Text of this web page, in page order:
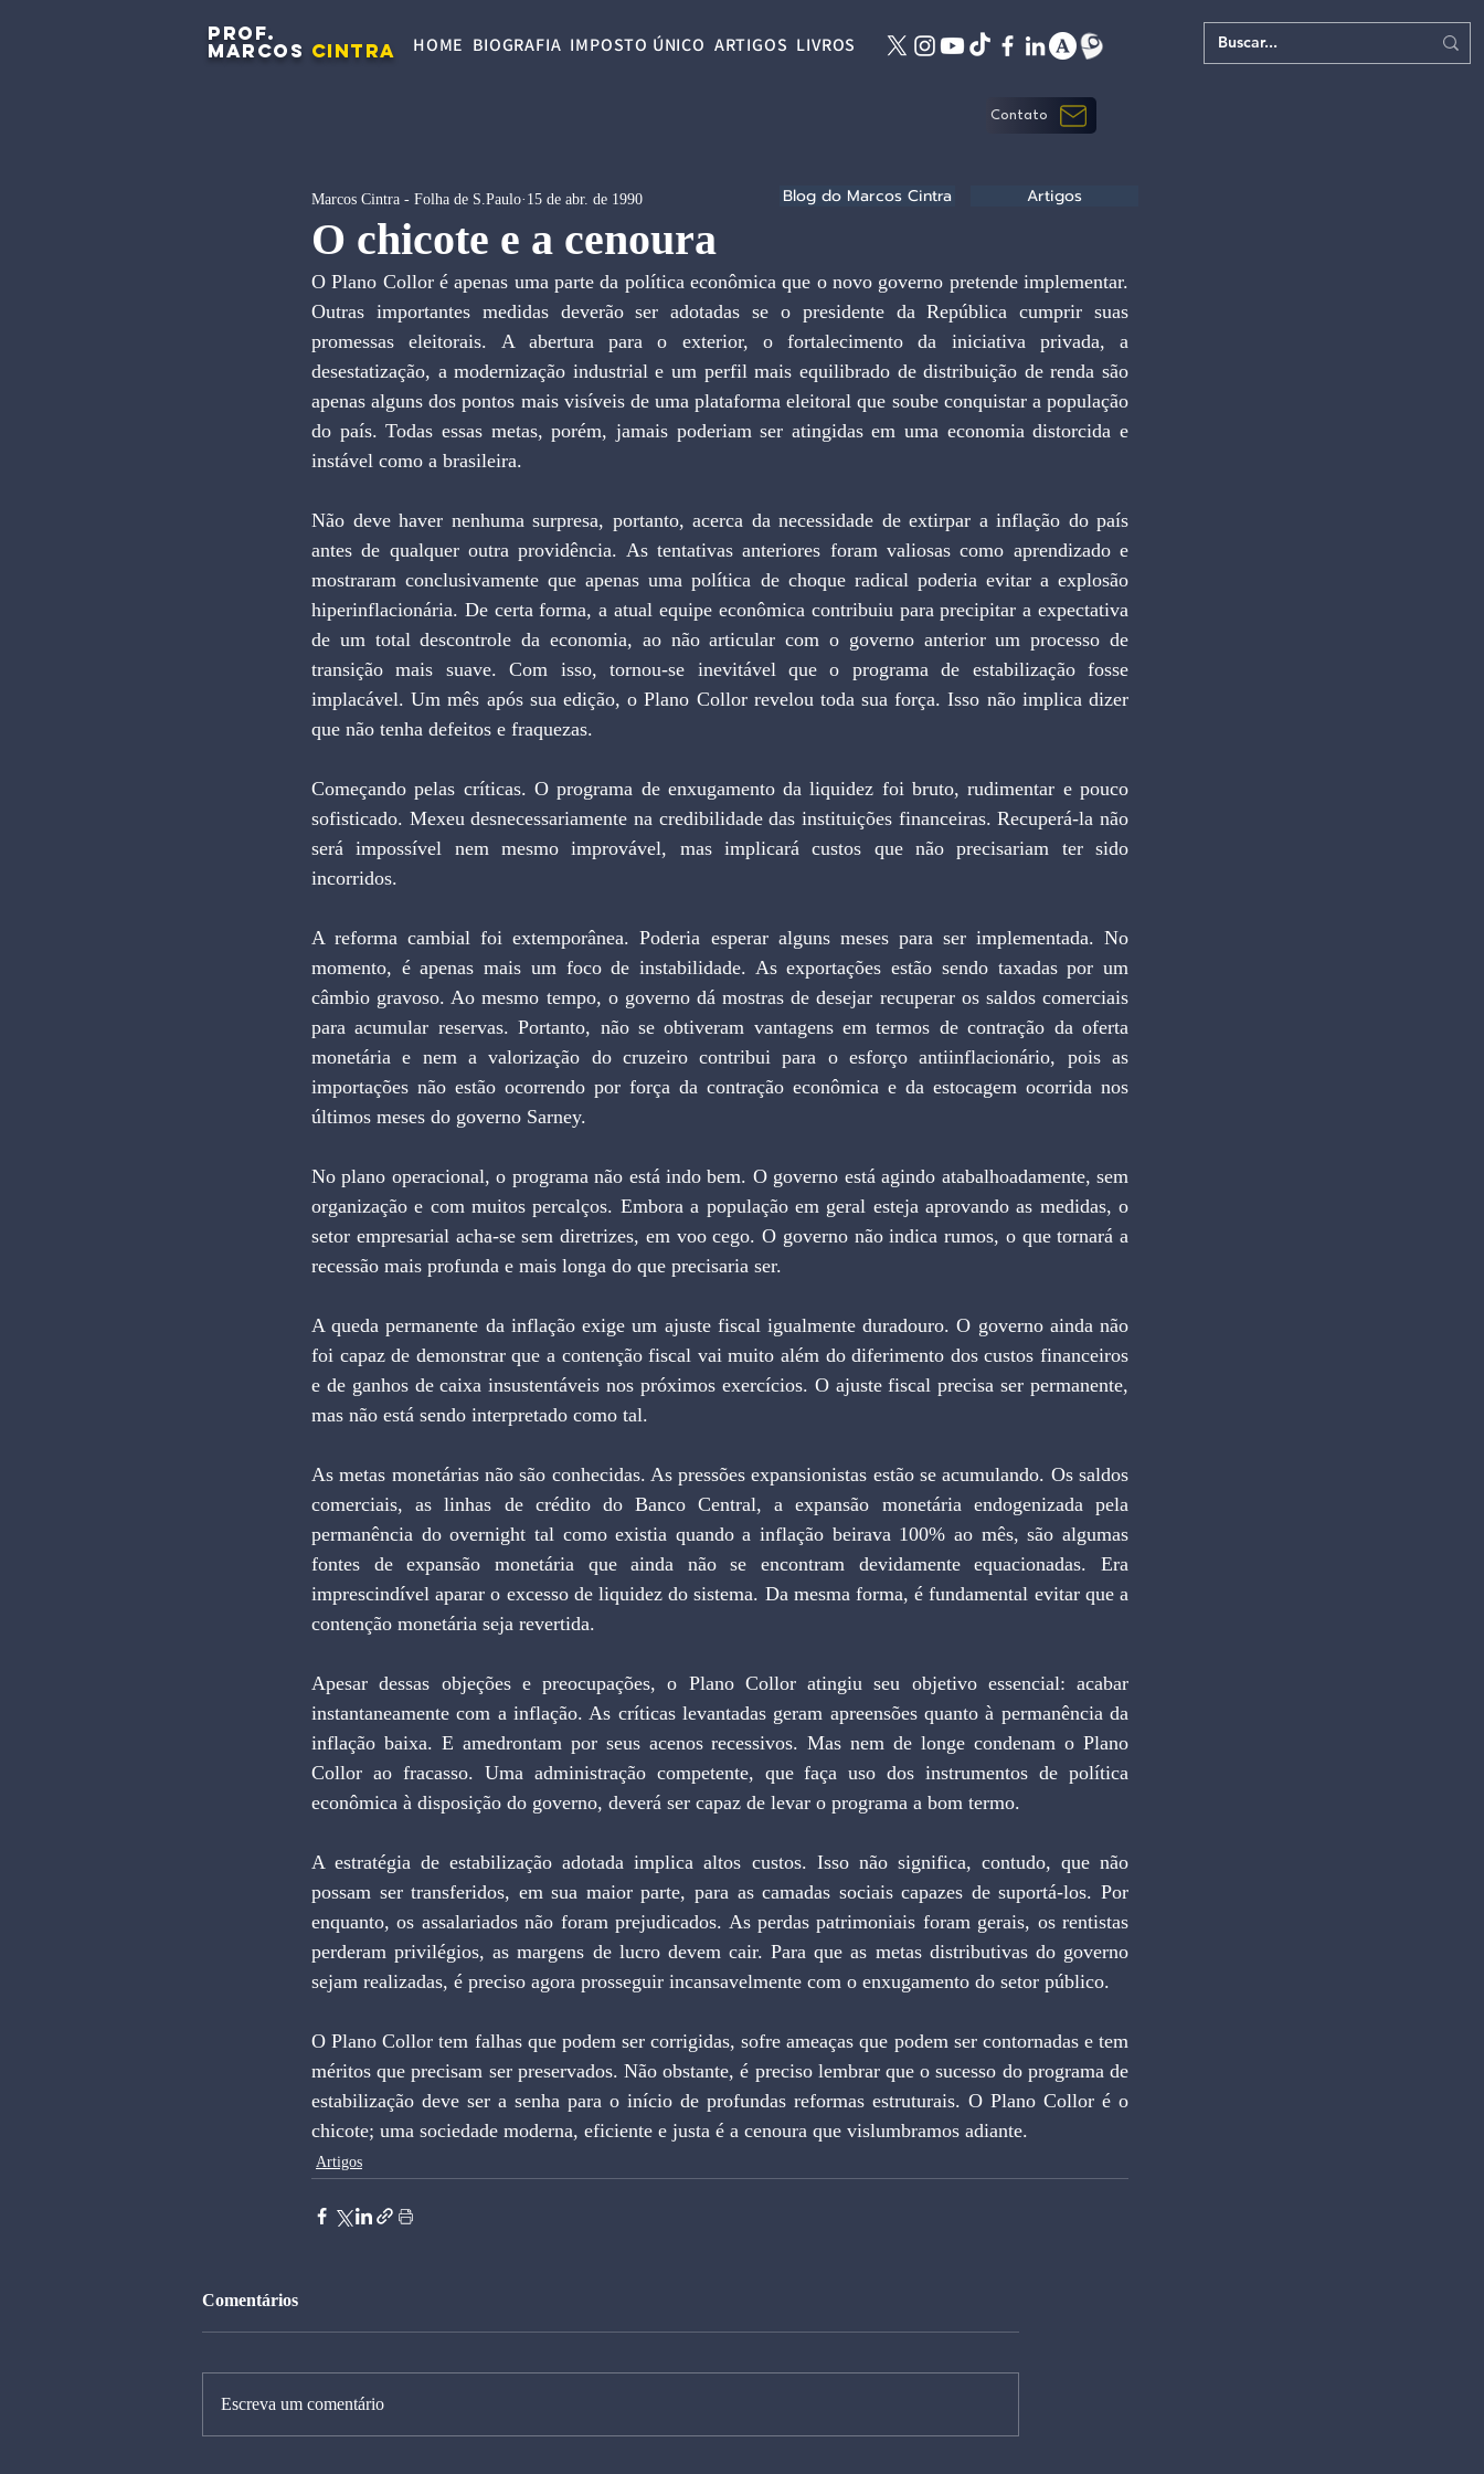
PROF.
MARCOS CINTRA HOME BIOGRAFIA IMPOSTO ÚNICO ARTIGOS LIVROS
Contato
O chicote e a cenoura
Marcos Cintra - Folha de S.Paulo 15 de abr. de 1990
O Plano Collor é apenas uma parte da política econômica que o novo governo pretende implementar.
Outras importantes medidas deverão ser adotadas se o presidente da República cumprir suas
promessas eleitorais. A abertura para o exterior, o fortalecimento da iniciativa privada, a
desestatização, a modernização industrial e um perfil mais equilibrado de distribuição de renda são
apenas alguns dos pontos mais visíveis de uma plataforma eleitoral que soube conquistar a população
do país. Todas essas metas, porém, jamais poderiam ser atingidas em uma economia distorcida e
instável como a brasileira.
Não deve haver nenhuma surpresa, portanto, acerca da necessidade de extirpar a inflação do país
antes de qualquer outra providência. As tentativas anteriores foram valiosas como aprendizado e
mostraram conclusivamente que apenas uma política de choque radical poderia evitar a explosão
hiperinflacionária. De certa forma, a atual equipe econômica contribuiu para precipitar a expectativa
de um total descontrole da economia, ao não articular com o governo anterior um processo de
transição mais suave. Com isso, tornou-se inevitável que o programa de estabilização fosse
implacável. Um mês após sua edição, o Plano Collor revelou toda sua força. Isso não implica dizer
que não tenha defeitos e fraquezas.
Começando pelas críticas. O programa de enxugamento da liquidez foi bruto, rudimentar e pouco
sofisticado. Mexeu desnecessariamente na credibilidade das instituições financeiras. Recuperá-la não
será impossível nem mesmo improvável, mas implicará custos que não precisariam ter sido
incorridos.
A reforma cambial foi extemporânea. Poderia esperar alguns meses para ser implementada. No
momento, é apenas mais um foco de instabilidade. As exportações estão sendo taxadas por um
câmbio gravoso. Ao mesmo tempo, o governo dá mostras de desejar recuperar os saldos comerciais
para acumular reservas. Portanto, não se obtiveram vantagens em termos de contração da oferta
monetária e nem a valorização do cruzeiro contribui para o esforço antiinflacionário, pois as
importações não estão ocorrendo por força da contração econômica e da estocagem ocorrida nos
últimos meses do governo Sarney.
No plano operacional, o programa não está indo bem. O governo está agindo atabalhoadamente, sem
organização e com muitos percalços. Embora a população em geral esteja aprovando as medidas, o
setor empresarial acha-se sem diretrizes, em voo cego. O governo não indica rumos, o que tornará a
recessão mais profunda e mais longa do que precisaria ser.
A queda permanente da inflação exige um ajuste fiscal igualmente duradouro. O governo ainda não
foi capaz de demonstrar que a contenção fiscal vai muito além do diferimento dos custos financeiros
e de ganhos de caixa insustentáveis nos próximos exercícios. O ajuste fiscal precisa ser permanente,
mas não está sendo interpretado como tal.
As metas monetárias não são conhecidas. As pressões expansionistas estão se acumulando. Os saldos
comerciais, as linhas de crédito do Banco Central, a expansão monetária endogenizada pela
permanência do overnight tal como existia quando a inflação beirava 100% ao mês, são algumas
fontes de expansão monetária que ainda não se encontram devidamente equacionadas. Era
imprescindível aparar o excesso de liquidez do sistema. Da mesma forma, é fundamental evitar que a
contenção monetária seja revertida.
Apesar dessas objeções e preocupações, o Plano Collor atingiu seu objetivo essencial: acabar
instantaneamente com a inflação. As críticas levantadas geram apreensões quanto à permanência da
inflação baixa. E amedrontam por seus acenos recessivos. Mas nem de longe condenam o Plano
Collor ao fracasso. Uma administração competente, que faça uso dos instrumentos de política
econômica à disposição do governo, deverá ser capaz de levar o programa a bom termo.
A estratégia de estabilização adotada implica altos custos. Isso não significa, contudo, que não
possam ser transferidos, em sua maior parte, para as camadas sociais capazes de suportá-los. Por
enquanto, os assalariados não foram prejudicados. As perdas patrimoniais foram gerais, os rentistas
perderam privilégios, as margens de lucro devem cair. Para que as metas distributivas do governo
sejam realizadas, é preciso agora prosseguir incansavelmente com o enxugamento do setor público.
O Plano Collor tem falhas que podem ser corrigidas, sofre ameaças que podem ser contornadas e tem
méritos que precisam ser preservados. Não obstante, é preciso lembrar que o sucesso do programa de
estabilização deve ser a senha para o início de profundas reformas estruturais. O Plano Collor é o
chicote; uma sociedade moderna, eficiente e justa é a cenoura que vislumbramos adiante.
Artigos
Comentários
Escreva um comentário
Blog do Marcos Cintra Artigos